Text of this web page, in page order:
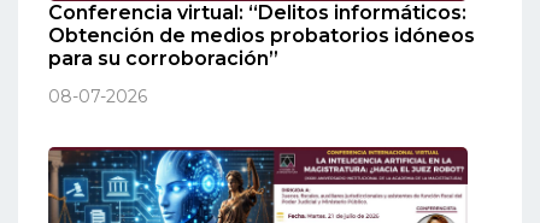
Conferencia virtual: “Delitos informáticos:
Obtención de medios probatorios idóneos
para su corroboración”
08-07-2026